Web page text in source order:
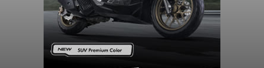
Sebelum ditemukan meninggal dunia, korban
sempat memberitahukan lokasi terakhirnya
melalui pesan singkat WhatsApp dan juga
mengirimkan foto dua botol pembersih lantai ke